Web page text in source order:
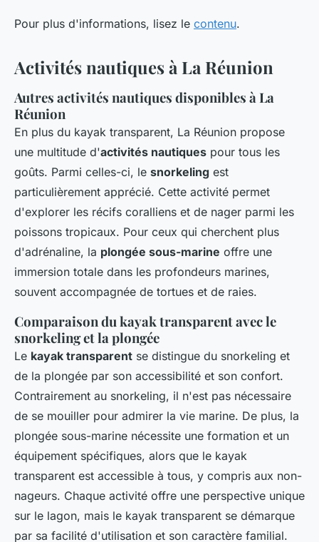
Pour plus d'informations, lisez le contenu.
Activités nautiques à La Réunion
Autres activités nautiques disponibles à La
Réunion
En plus du kayak transparent, La Réunion propose
une multitude d'activités nautiques pour tous les
goûts. Parmi celles-ci, le snorkeling est
particulièrement apprécié. Cette activité permet
d'explorer les récifs coralliens et de nager parmi les
poissons tropicaux. Pour ceux qui cherchent plus
d'adrénaline, la plongée sous-marine offre une
immersion totale dans les profondeurs marines,
souvent accompagnée de tortues et de raies.
Comparaison du kayak transparent avec le
snorkeling et la plongée
Le kayak transparent se distingue du snorkeling et
de la plongée par son accessibilité et son confort.
Contrairement au snorkeling, il n'est pas nécessaire
de se mouiller pour admirer la vie marine. De plus, la
plongée sous-marine nécessite une formation et un
équipement spécifiques, alors que le kayak
transparent est accessible à tous, y compris aux non-
nageurs. Chaque activité offre une perspective unique
sur le lagon, mais le kayak transparent se démarque
par sa facilité d'utilisation et son caractère familial.